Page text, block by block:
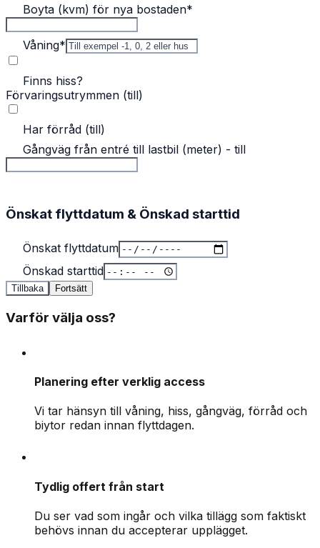
Boyta (kvm) för nya bostaden*
Våning*
Finns hiss?
Förvaringsutrymmen (till)
Har förråd (till)
Gångväg från entré till lastbil (meter) - till
Önskat flyttdatum & Önskad starttid
Önskat flyttdatum
Önskad starttid
Tillbaka Fortsätt
Varför välja oss?
Planering efter verklig access
Vi tar hänsyn till våning, hiss, gångväg, förråd och
biytor redan innan flyttdagen.
Tydlig offert från start
Du ser vad som ingår och vilka tillägg som faktiskt
behövs innan du accepterar upplägget.